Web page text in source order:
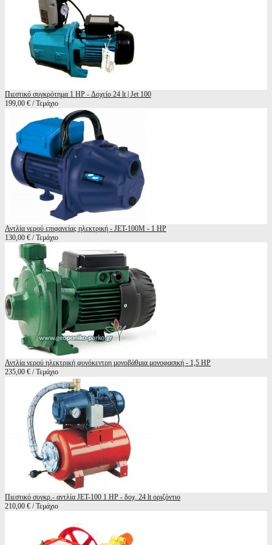
Πιεστικό συγκρότημα 1 HP - Δοχείο 24 lt | Jet 100
199,00 € / Τεμάχιο
Αντλία νερού επιφανείας ηλεκτρική - JET-100M - 1 HP
130,00 € / Τεμάχιο
Αντλία νερού ηλεκτρική φυγόκεντρη μονοβάθμια μονοφασική - 1,5 HP
235,00 € / Τεμάχιο
Πιεστικό συγκρ.- αντλία JET-100 1 HP - δοχ. 24 lt οριζόντιο
210,00 € / Τεμάχιο